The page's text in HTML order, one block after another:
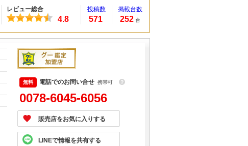
レビュー総合
4.8
投稿数
571
掲載台数
252 台
電話でのお問い合せ 携帯可 ？
0078-6045-6056
販売店をお気に入りする
LINEで情報を共有する